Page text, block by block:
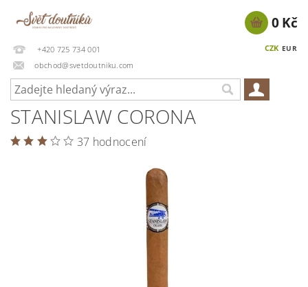
+420 725 734 001
obchod@svetdoutniku.com
CZK EUR
0 Kč
STANISLAW CORONA
37 hodnocení